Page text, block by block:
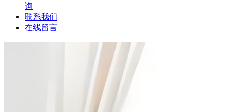
询
联系我们
在线留言